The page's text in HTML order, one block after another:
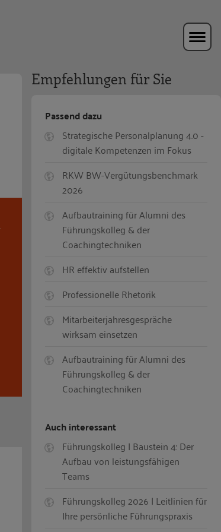
Empfehlungen für Sie
Passend dazu
Strategische Personalplanung 4.0 -
digitale Kompetenzen im Fokus
RKW BW-Vergütungsbenchmark
2026
Aufbautraining für Alumni des
Führungskolleg & der
Coachingtechniken
HR effektiv aufstellen
Professionelle Rhetorik
Mitarbeiterjahresgespräche
wirksam einsetzen
Aufbautraining für Alumni des
Führungskolleg & der
Coachingtechniken
Auch interessant
Führungskolleg | Baustein 4: Der
Aufbau von leistungsfähigen
Teams
Führungskolleg 2026 | Leitlinien für
Ihre persönliche Führungspraxis